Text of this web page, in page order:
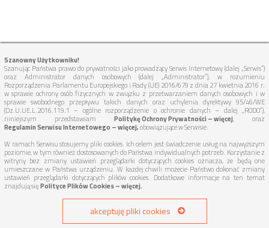
Szanowny Użytkowniku!
Szanując Państwa prawo do prywatności jako prowadzący Serwis Internetowy (dalej „Serwis”)
oraz Administrator danych osobowych (dalej „Administrator”), w rozumieniu
Rozporządzenia Parlamentu Europejskiego i Rady (UE) 2016/679 z dnia 27 kwietnia 2016 r.
w sprawie ochrony osób fizycznych w związku z przetwarzaniem danych osobowych i w
sprawie swobodnego przepływu takich danych oraz uchylenia dyrektywy 95/46/WE
(Dz.U.UE.L.2016.119.1 – ogólne rozporządzenie o ochronie danych – dalej „RODO”),
niniejszym przedstawiam Politykę Ochrony Prywatności – więcej, oraz
Regulamin Serwisu Internetowego – więcej,obowiązujące w Serwisie.
W ramach Serwisu stosujemy pliki cookies. Ich celem jest świadczenie usług na najwyższym
poziomie, w tym również dostosowanych do Państwa indywidualnych potrzeb. Korzystanie z
witryny bez zmiany ustawień przeglądarki dotyczących cookies oznacza, że będą one
umieszczane w Państwa urządzeniu. W każdej chwili możecie Państwo dokonać zmiany
ustawień przeglądarki dotyczących plików cookies. Dodatkowe informacje na ten temat
znajdują sięPolityce Plików Cookies – więcej.
akceptuję pliki cookies